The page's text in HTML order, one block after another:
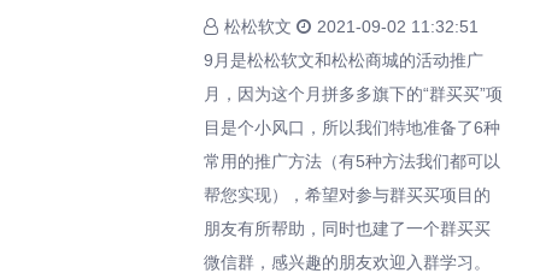
松松软文
2021-09-02 11:32:51
9月是松松软文和松松商城的活动推广
月，因为这个月拼多多旗下的“群买买”项
目是个小风口，所以我们特地准备了6种
常用的推广方法（有5种方法我们都可以
帮您实现），希望对参与群买买项目的
朋友有所帮助，同时也建了一个群买买
微信群，感兴趣的朋友欢迎入群学习。